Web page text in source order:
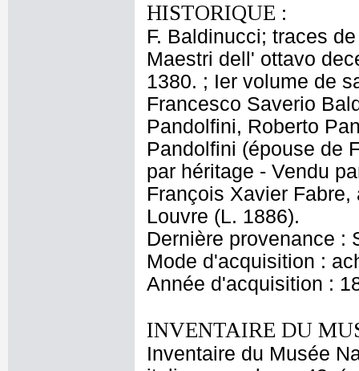
HISTORIQUE :
F. Baldinucci; traces
Maestri dell' ottavo
1380. ; Ier volume de
Francesco Saverio
Pandolfini, Roberto
Pandolfini (épouse de
par héritage - Vendu
François Xavier
Louvre (L. 1886).
Dernière provenance :
Mode d'acquisition :
Année d'acquisition :
INVENTAIRE DU
Inventaire du Musée